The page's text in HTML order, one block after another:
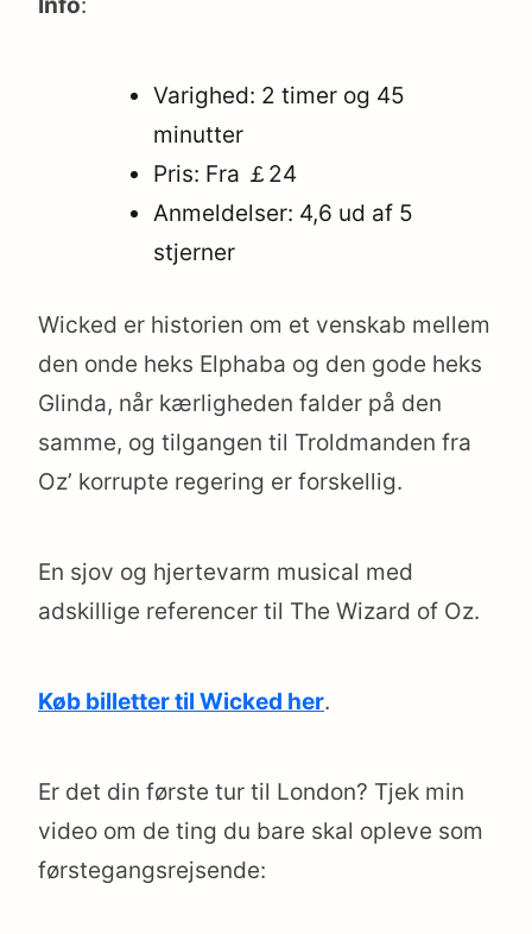
Varighed: 2 timer og 45
minutter
Pris: Fra ￡24
Anmeldelser: 4,6 ud af 5
stjerner
Wicked er historien om et venskab mellem
den onde heks Elphaba og den gode heks
Glinda, når kærligheden falder på den
samme, og tilgangen til Troldmanden fra
Oz’ korrupte regering er forskellig.
En sjov og hjertevarm musical med
adskillige referencer til The Wizard of Oz.
Køb billetter til Wicked her.
Er det din første tur til London? Tjek min
video om de ting du bare skal opleve som
førstegangsrejsende: